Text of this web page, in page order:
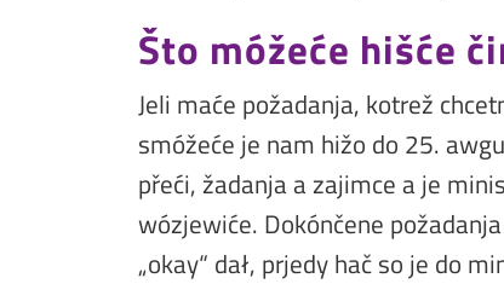
Što móžeće hišće
Jeli maće požadanja, kotrež
smóžeće je nam hižo do 25.
přeći, žadanja a zajimce a je
wózjewiće. Dokónčene
„okay“ dał, prjedy hač so je do